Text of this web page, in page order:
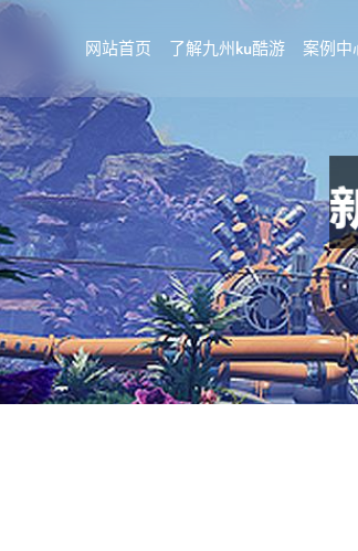
网站首页 了解九州ku酷游 案例中